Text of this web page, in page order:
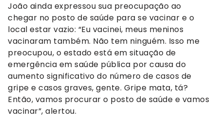
João ainda expressou sua preocupação ao
chegar no posto de saúde para se vacinar e o
local estar vazio: “Eu vacinei, meus meninos
vacinaram também. Não tem ninguém. Isso me
preocupou, o estado está em situação de
emergência em saúde pública por causa do
aumento significativo do número de casos de
gripe e casos graves, gente. Gripe mata, tá?
Então, vamos procurar o posto de saúde e vamos
vacinar”, alertou.